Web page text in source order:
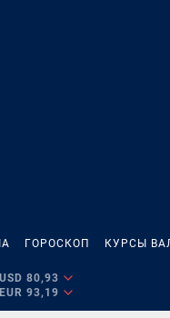
ГОРОСКОП КУРСЫ
USD 80,93
EUR 93,19